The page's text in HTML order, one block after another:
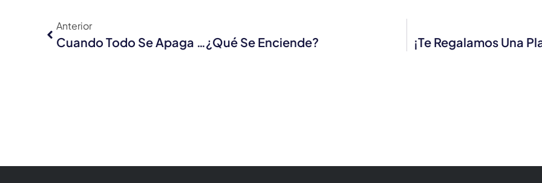
Anterior
Cuando Todo Se Apaga …¿qué Se Enciende? ¡Te Regalamos Una